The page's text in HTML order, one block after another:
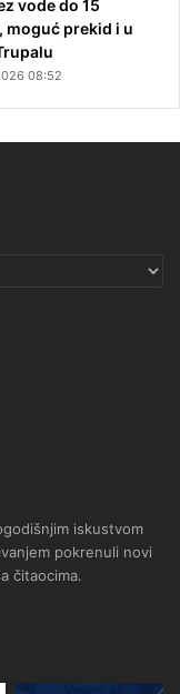
vode do 15
moguć prekid i u
08:52
iskustvom
pokrenuli novi
čitaocima.